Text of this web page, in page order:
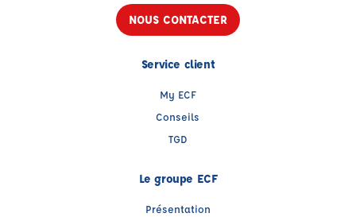
NOUS CONTACTER
Service client
My ECF
Conseils
TGD
Le groupe ECF
Présentation